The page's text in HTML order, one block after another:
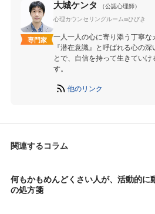
専門家
大城ケンタ
（公認心理師）
心理カウンセリングルーム∞ひびき
一人一人の心に寄り添う丁寧な
『潜在意識』と呼ばれる心の
とで、自信を持って生きていけ
す。
他のリンク
関連するコラム
何もかもめんどくさい人が、活動的に
の処方箋